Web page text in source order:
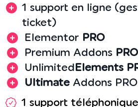
1 support en ligne
ticket)
Elementor PRO
Premium Addons PRO
Unlimited Elements
UltimateAddons PRO
1 support